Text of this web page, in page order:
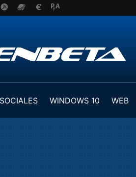
WINDOWS 10 WEB